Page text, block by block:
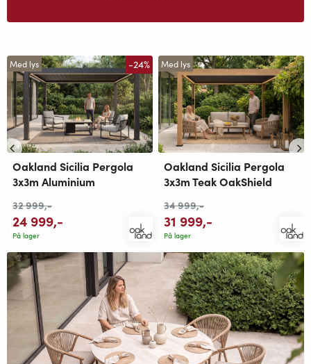
Med lys -24%
Oakland Sicilia Pergola
3x3m Aluminium
32 999,-
24 999,-
På lager
Med lys
Oakland Sicilia Pergola
3x3m Teak OakShield
34 999,-
31 999,-
På lager